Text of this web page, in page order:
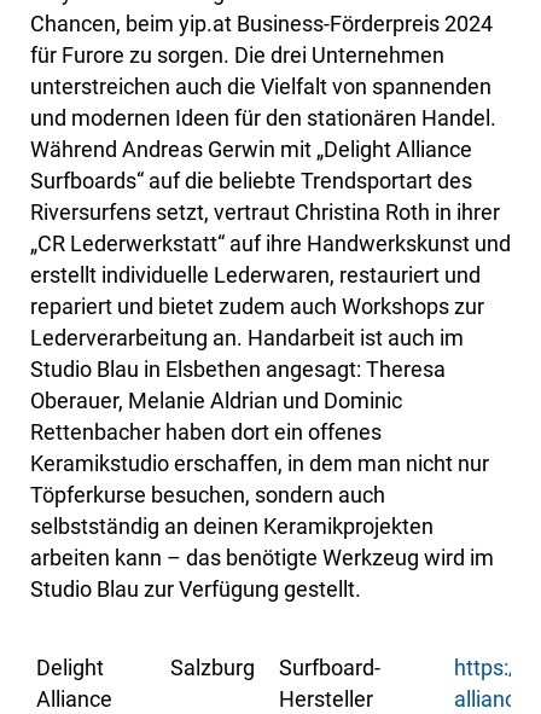
Chancen, beim yip.at Business-Förderpreis 2024
für Furore zu sorgen. Die drei Unternehmen
unterstreichen auch die Vielfalt von spannenden
und modernen Ideen für den stationären Handel.
Während Andreas Gerwin mit „Delight Alliance
Surfboards“ auf die beliebte Trendsportart des
Riversurfens setzt, vertraut Christina Roth in ihrer
„CR Lederwerkstatt“ auf ihre Handwerkskunst und
erstellt individuelle Lederwaren, restauriert und
repariert und bietet zudem auch Workshops zur
Lederverarbeitung an. Handarbeit ist auch im
Studio Blau in Elsbethen angesagt: Theresa
Oberauer, Melanie Aldrian und Dominic
Rettenbacher haben dort ein offenes
Keramikstudio erschaffen, in dem man nicht nur
Töpferkurse besuchen, sondern auch
selbstständig an deinen Keramikprojekten
arbeiten kann – das benötigte Werkzeug wird im
Studio Blau zur Verfügung gestellt.
Delight
Alliance
Salzburg
Surfboard-
Hersteller
https://